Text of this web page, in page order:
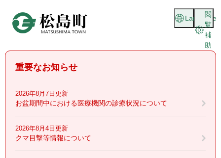
頭
閲
覧
補
助
Language
重要なお知らせ
2026年8月7日更新
お盆期間中における医療機関の診療状況について
2026年8月4日更新
クマ目撃等情報について